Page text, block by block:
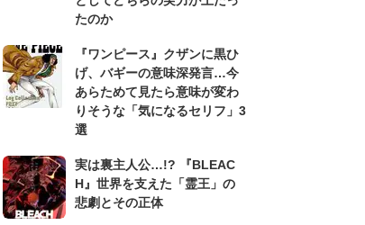
たのか
『ワンピース』クザンに黒ひ
げ、バギーの意味深発言…今
あらためて見たら意味が変わ
りそうな「気になるセリフ」3
選
実は裏主人公…!? 『BLEAC
H』世界を支えた「霊王」の
悲劇とその正体